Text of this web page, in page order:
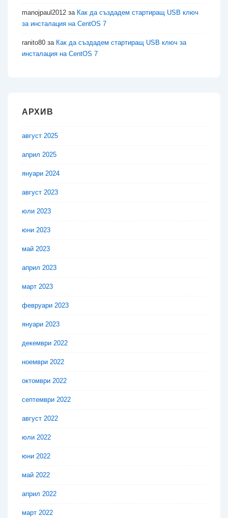
manojpaul2012 за Как да създадем стартиращ USB ключ
за инсталация на CentOS 7
ranito80 за Как да създадем стартиращ USB ключ за
инсталация на CentOS 7
АРХИВ
август 2025
април 2025
януари 2024
август 2023
юли 2023
юни 2023
май 2023
април 2023
март 2023
февруари 2023
януари 2023
декември 2022
ноември 2022
октомври 2022
септември 2022
август 2022
юли 2022
юни 2022
май 2022
април 2022
март 2022